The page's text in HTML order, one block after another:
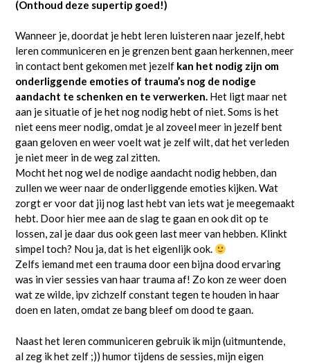
(Onthoud deze supertip goed!)
Wanneer je, doordat je hebt leren luisteren naar jezelf, hebt
leren communiceren en je grenzen bent gaan herkennen, meer
in contact bent gekomen met jezelf kan het nodig zijn om
onderliggende emoties of trauma’s nog de nodige
aandacht te schenken en te verwerken. Het ligt maar net
aan je situatie of je het nog nodig hebt of niet. Soms is het
niet eens meer nodig, omdat je al zoveel meer in jezelf bent
gaan geloven en weer voelt wat je zelf wilt, dat het verleden
je niet meer in de weg zal zitten.
Mocht het nog wel de nodige aandacht nodig hebben, dan
zullen we weer naar de onderliggende emoties kijken. Wat
zorgt er voor dat jij nog last hebt van iets wat je meegemaakt
hebt. Door hier mee aan de slag te gaan en ook dit op te
lossen, zal je daar dus ook geen last meer van hebben. Klinkt
simpel toch? Nou ja, dat is het eigenlijk ook.
Zelfs iemand met een trauma door een bijna dood ervaring
was in vier sessies van haar trauma af! Zo kon ze weer doen
wat ze wilde, ipv zichzelf constant tegen te houden in haar
doen en laten, omdat ze bang bleef om dood te gaan.
Naast het leren communiceren gebruik ik mijn (uitmuntende,
al zeg ik het zelf ;)) humor tijdens de sessies, mijn eigen